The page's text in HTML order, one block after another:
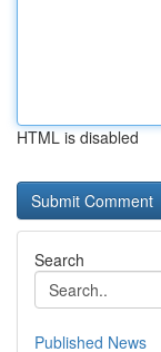
HTML is disabled
Search
Published News